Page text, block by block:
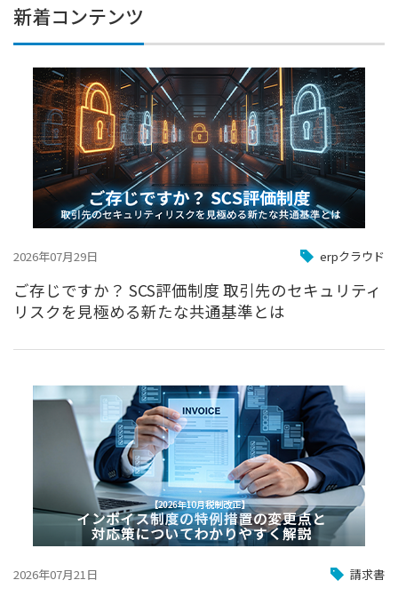
新着コンテンツ
2026年07月29日 erpクラウド
ご存じですか？ SCS評価制度 取引先のセキュリティ
リスクを見極める新たな共通基準とは
2026年07月21日 請求書